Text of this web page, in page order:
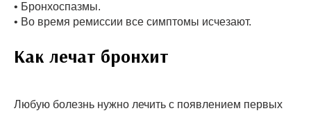
• Бронхоспазмы.
• Во время ремиссии все симптомы исчезают.
Как лечат бронхит
Любую болезнь нужно лечить с появлением первых